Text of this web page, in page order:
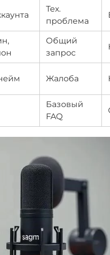
Тех.
проблема
Общий
запрос
Жалоба
Базовый
FAQ